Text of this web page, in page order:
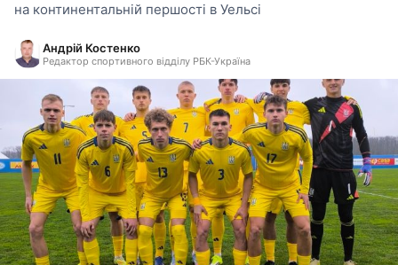
на континентальній першості в Уельсі
Андрій Костенко
Редактор спортивного відділу РБК-Україна